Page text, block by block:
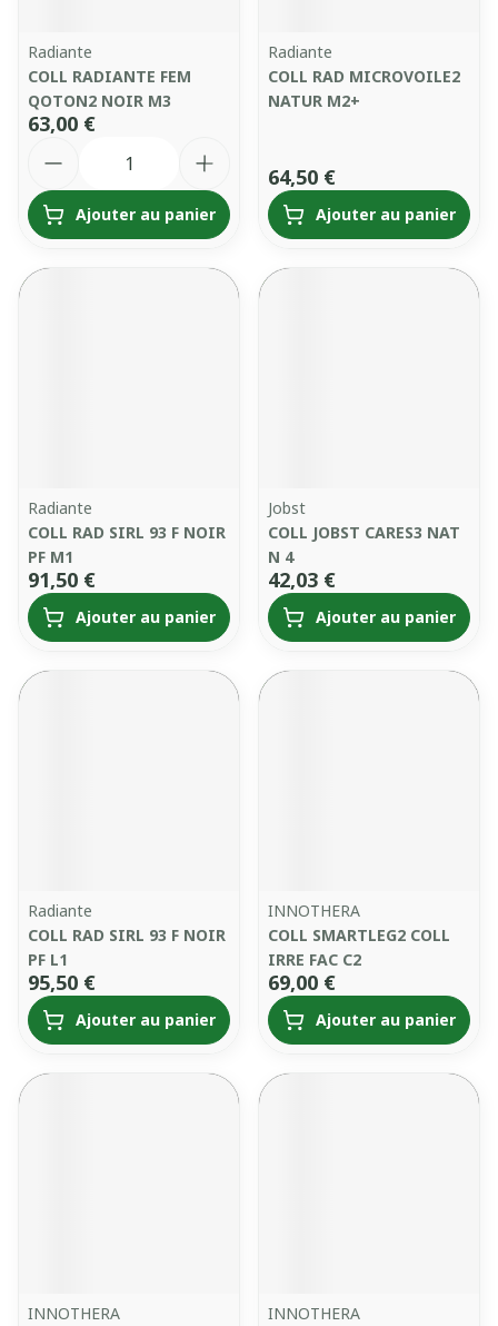
Radiante
COLL RADIANTE FEM
QOTON2 NOIR M3
63,00 €
Ajouter au panier
Radiante
COLL RAD MICROVOILE2
NATUR M2+
64,50 €
Ajouter au panier
Radiante
COLL RAD SIRL 93 F NOIR
PF M1
91,50 €
Ajouter au panier
Jobst
COLL JOBST CARES3 NAT
N 4
42,03 €
Ajouter au panier
Radiante
COLL RAD SIRL 93 F NOIR
PF L1
95,50 €
Ajouter au panier
INNOTHERA
COLL SMARTLEG2 COLL
IRRE FAC C2
69,00 €
Ajouter au panier
INNOTHERA
INNOTHERA